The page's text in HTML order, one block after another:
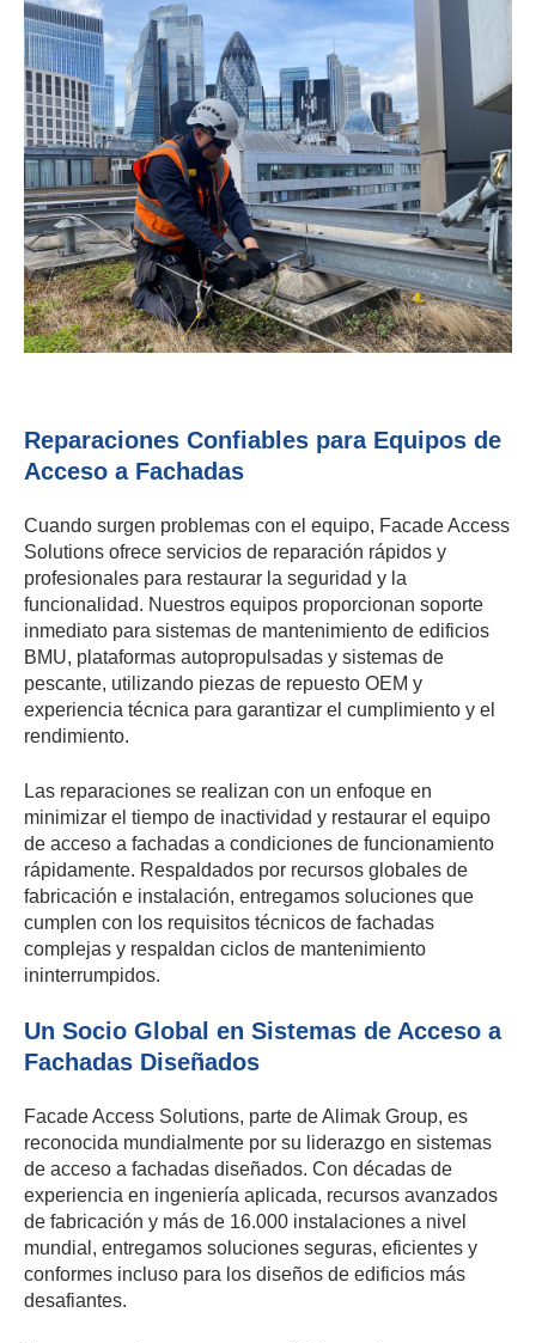
Reparaciones Confiables para Equipos de
Acceso a Fachadas
Cuando surgen problemas con el equipo, Facade Access
Solutions ofrece servicios de reparación rápidos y
profesionales para restaurar la seguridad y la
funcionalidad. Nuestros equipos proporcionan soporte
inmediato para sistemas de mantenimiento de edificios
BMU, plataformas autopropulsadas y sistemas de
pescante, utilizando piezas de repuesto OEM y
experiencia técnica para garantizar el cumplimiento y el
rendimiento.
Las reparaciones se realizan con un enfoque en
minimizar el tiempo de inactividad y restaurar el equipo
de acceso a fachadas a condiciones de funcionamiento
rápidamente. Respaldados por recursos globales de
fabricación e instalación, entregamos soluciones que
cumplen con los requisitos técnicos de fachadas
complejas y respaldan ciclos de mantenimiento
ininterrumpidos.
Un Socio Global en Sistemas de Acceso a
Fachadas Diseñados
Facade Access Solutions, parte de Alimak Group, es
reconocida mundialmente por su liderazgo en sistemas
de acceso a fachadas diseñados. Con décadas de
experiencia en ingeniería aplicada, recursos avanzados
de fabricación y más de 16.000 instalaciones a nivel
mundial, entregamos soluciones seguras, eficientes y
conformes incluso para los diseños de edificios más
desafiantes.